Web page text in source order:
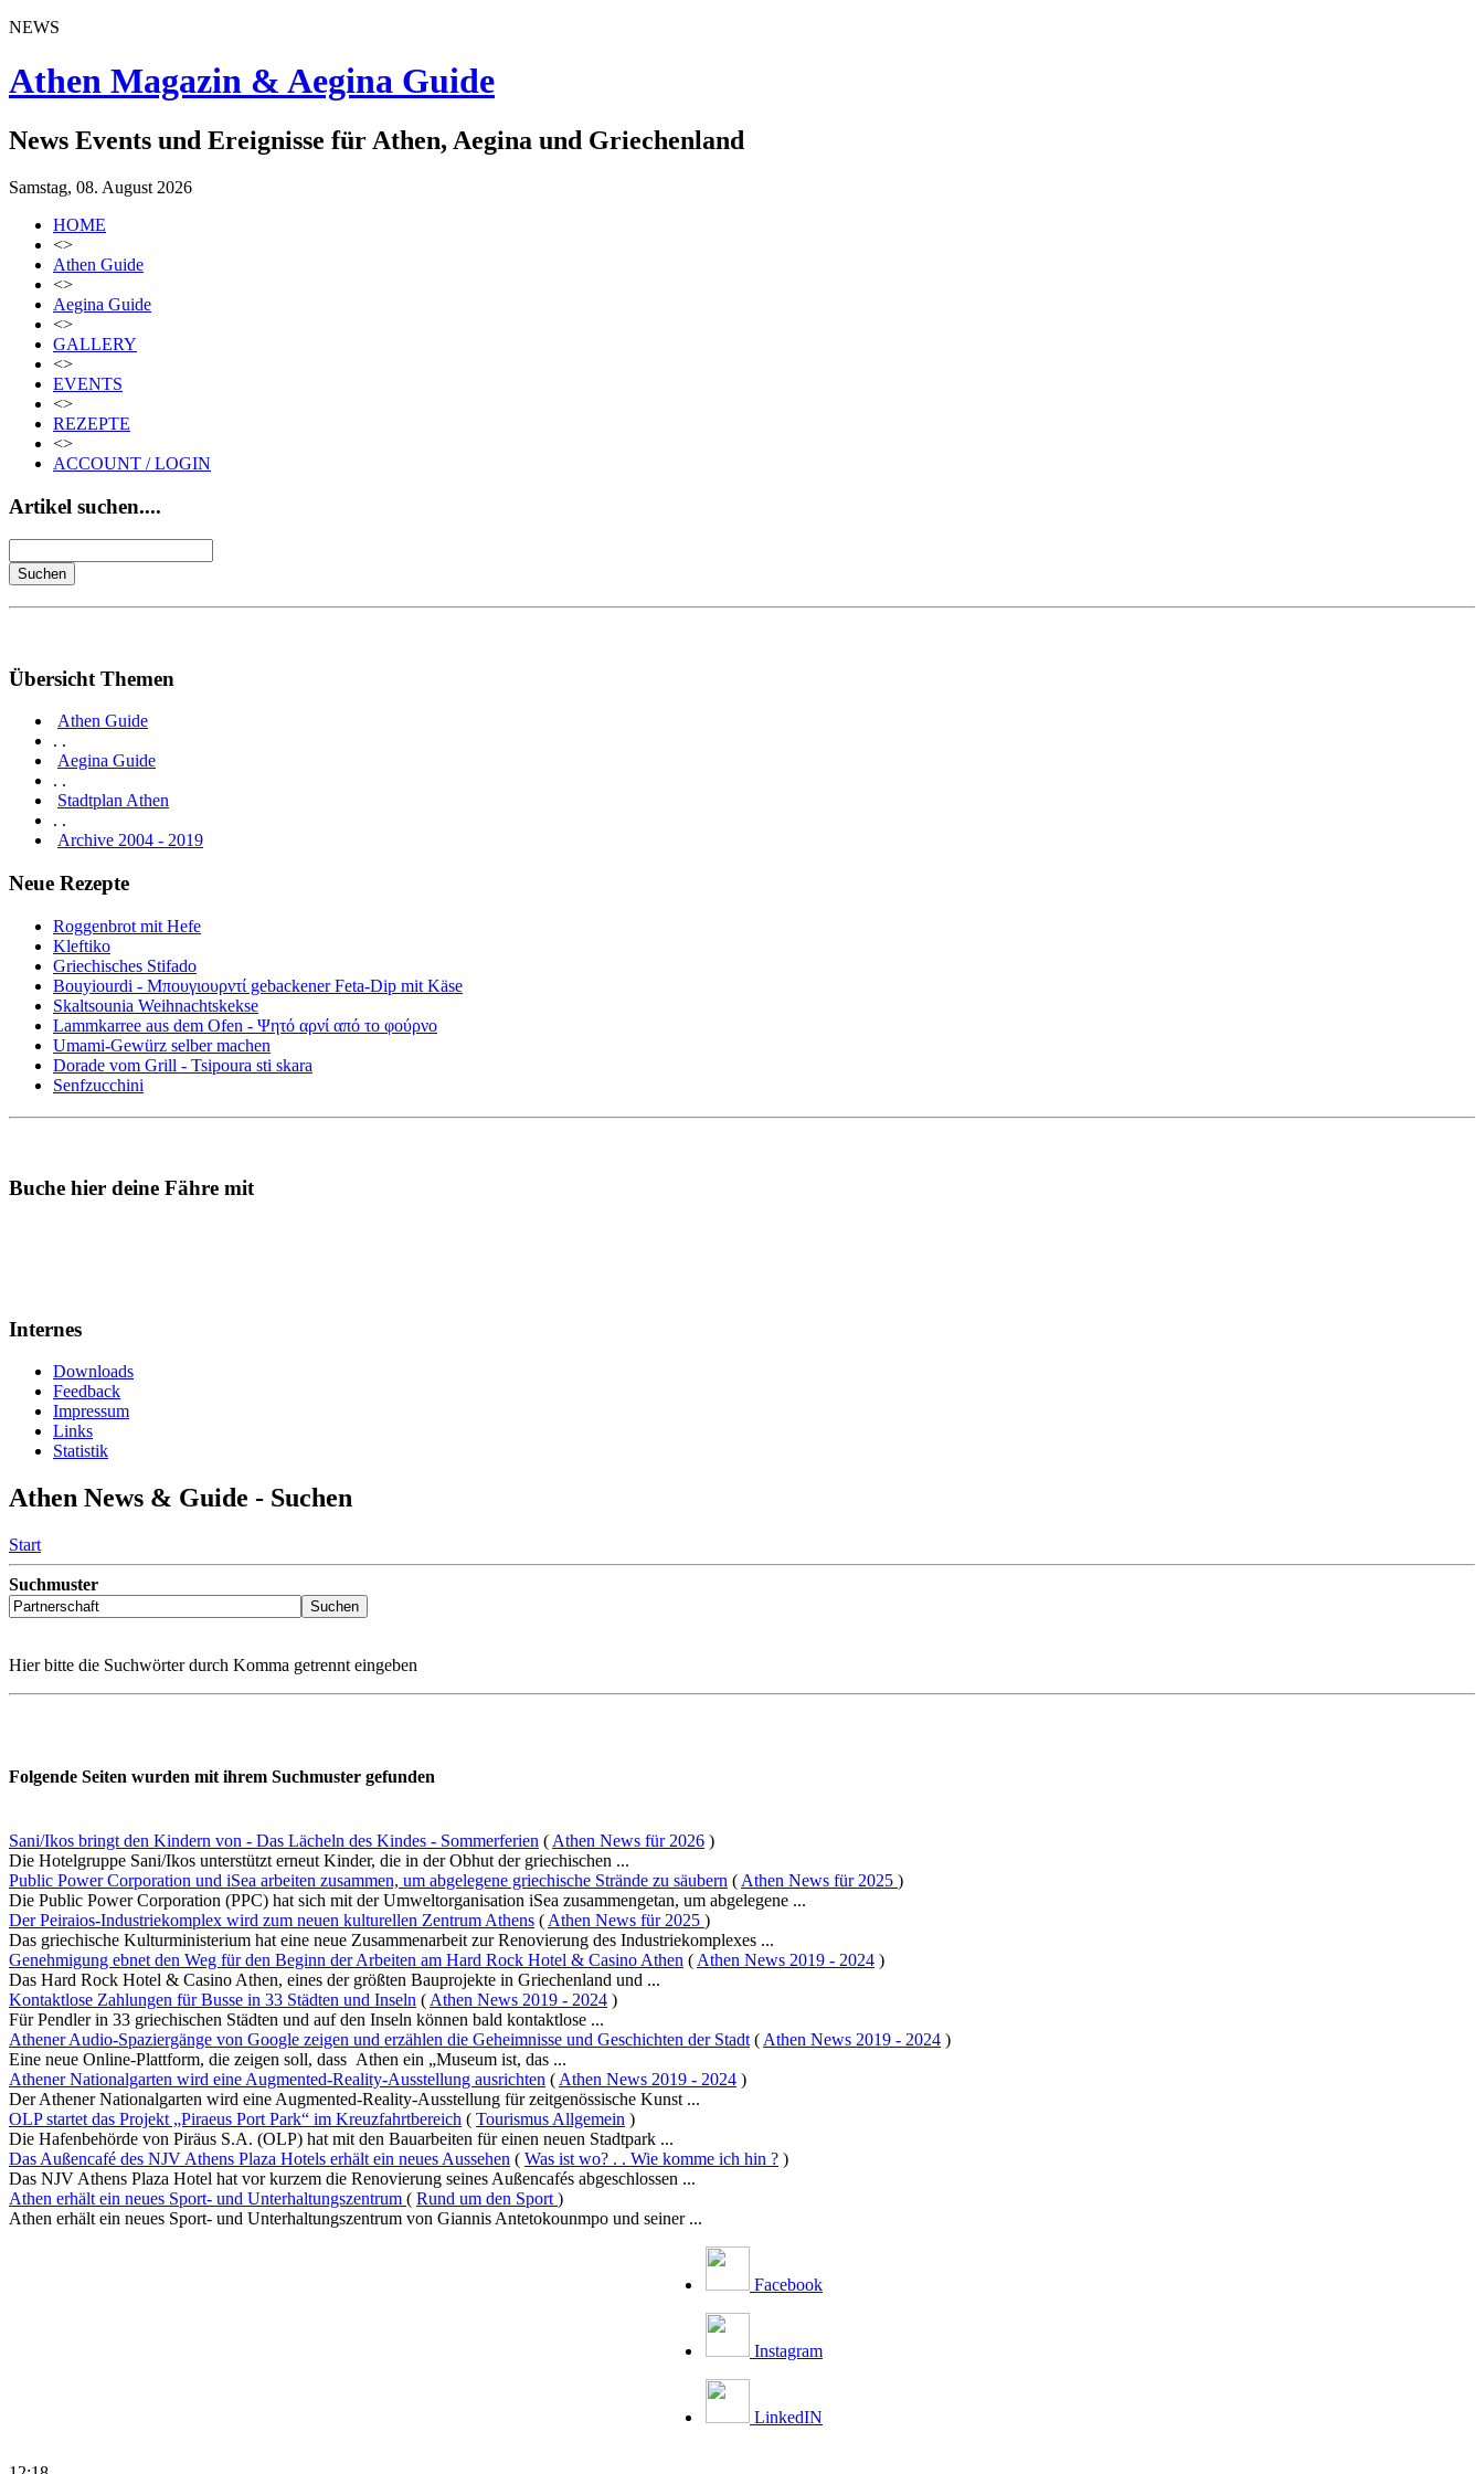
NEWS
Athen Magazin & Aegina Guide
News Events und Ereignisse für Athen, Aegina und Griechenland
Samstag, 08. August 2026
HOME
<>
Athen Guide
<>
Aegina Guide
<>
GALLERY
<>
EVENTS
<>
REZEPTE
<>
ACCOUNT / LOGIN
Artikel suchen....
Übersicht Themen
Athen Guide
. .
Aegina Guide
. .
Stadtplan Athen
. .
Archive 2004 - 2019
Neue Rezepte
Roggenbrot mit Hefe
Kleftiko
Griechisches Stifado
Bouyiourdi - Μπουγιουρντί gebackener Feta-Dip mit Käse
Skaltsounia Weihnachtskekse
Lammkarree aus dem Ofen - Ψητό αρνί από το φούρνο
Umami-Gewürz selber machen
Dorade vom Grill - Tsipoura sti skara
Senfzucchini
Buche hier deine Fähre mit
Internes
Downloads
Feedback
Impressum
Links
Statistik
Athen News & Guide - Suchen
Start
Suchmuster
Hier bitte die Suchwörter durch Komma getrennt eingeben
Folgende Seiten wurden mit ihrem Suchmuster gefunden
Sani/Ikos bringt den Kindern von - Das Lächeln des Kindes - Sommerferien ( Athen News für 2026 )
Die Hotelgruppe Sani/Ikos unterstützt erneut Kinder, die in der Obhut der griechischen ...
Public Power Corporation und iSea arbeiten zusammen, um abgelegene griechische Strände zu säubern ( Athen News für 2025 )
Die Public Power Corporation (PPC) hat sich mit der Umweltorganisation iSea zusammengetan, um abgelegene ...
Der Peiraios-Industriekomplex wird zum neuen kulturellen Zentrum Athens ( Athen News für 2025 )
Das griechische Kulturministerium hat eine neue Zusammenarbeit zur Renovierung des Industriekomplexes ...
Genehmigung ebnet den Weg für den Beginn der Arbeiten am Hard Rock Hotel & Casino Athen ( Athen News 2019 - 2024 )
Das Hard Rock Hotel & Casino Athen, eines der größten Bauprojekte in Griechenland und ...
Kontaktlose Zahlungen für Busse in 33 Städten und Inseln ( Athen News 2019 - 2024 )
Für Pendler in 33 griechischen Städten und auf den Inseln können bald kontaktlose ...
Athener Audio-Spaziergänge von Google zeigen und erzählen die Geheimnisse und Geschichten der Stadt ( Athen News 2019 - 2024 )
Eine neue Online-Plattform, die zeigen soll, dass Athen ein „Museum ist, das ...
Athener Nationalgarten wird eine Augmented-Reality-Ausstellung ausrichten ( Athen News 2019 - 2024 )
Der Athener Nationalgarten wird eine Augmented-Reality-Ausstellung für zeitgenössische Kunst ...
OLP startet das Projekt „Piraeus Port Park“ im Kreuzfahrtbereich ( Tourismus Allgemein )
Die Hafenbehörde von Piräus S.A. (OLP) hat mit den Bauarbeiten für einen neuen Stadtpark ...
Das Außencafé des NJV Athens Plaza Hotels erhält ein neues Aussehen ( Was ist wo? . . Wie komme ich hin ? )
Das NJV Athens Plaza Hotel hat vor kurzem die Renovierung seines Außencafés abgeschlossen ...
Athen erhält ein neues Sport- und Unterhaltungszentrum ( Rund um den Sport )
Athen erhält ein neues Sport- und Unterhaltungszentrum von Giannis Antetokounmpo und seiner ...
Facebook
Instagram
LinkedIN